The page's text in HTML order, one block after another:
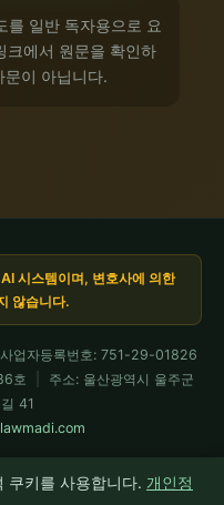
를 일반 독자용으로 요
크에서 원문을 확인하
문이 아닙니다.
쿠키를 사용합니다. 개인정
시스템이며, 변호사에 의한
않습니다.
사업자등록번호: 751-29-01826
호
주소: 울산광역시 울주군
41
운용 · 현재 Fable 5 가동 중